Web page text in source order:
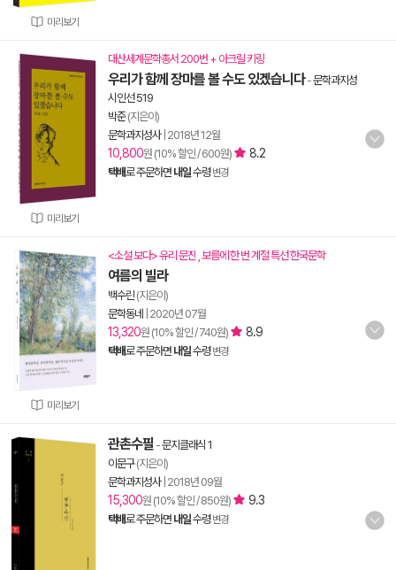
미리보기
미리보기
대산세계문학총서 200번 + 아크릴 키링
우리가 함께 장마를 볼 수도 있겠습니다-문학과지성
시인선 519
박준(지은이)
문학과지성사| 2018년 12월
10,800원 (10% 할인 / 600원) 8.2
택배로 주문하면 내일수령 변경
미리보기
<소설 보다> 유리 문진 , 보름에 한 번 계절 특선 한국문학
여름의 빌라
백수린 (지은이)
문학동네
2020년 07월
13,320원 (10% 할인 / 740원) 8.9
택배로 주문하면 내일수령 변경
관촌수필 -문지클래식 1
이문구(지은이)
문학과지성사| 2018년 09월
15,300원 (10% 할인 / 850원) 9.3
택배로 주문하면 내일수령 변경